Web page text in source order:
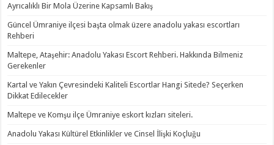
Ayrıcalıklı Bir Mola Üzerine Kapsamlı Bakış
Güncel Ümraniye ilçesi başta olmak üzere anadolu yakası escortları
Rehberi
Maltepe, Ataşehir: Anadolu Yakası Escort Rehberi. Hakkında Bilmeniz
Gerekenler
Kartal ve Yakın Çevresindeki Kaliteli Escortlar Hangi Sitede? Seçerken
Dikkat Edilecekler
Maltepe ve Komşu ilçe Ümraniye eskort kızları siteleri.
Anadolu Yakası Kültürel Etkinlikler ve Cinsel İlişki Koçluğu